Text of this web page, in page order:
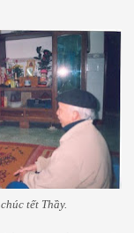
tết Thầy.